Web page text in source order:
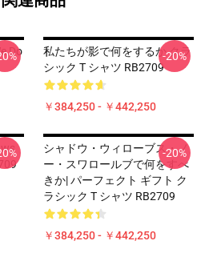
Do
私たちが影で何をするか クラ
シック T シャツ RB2709
￥384,250 - ￥442,250
-20%
シャドウ・ウィローブス・ノ
ー・スワロールブで何をすべ
きか| パーフェクト ギフト ク
ラシック T シャツ RB2709
￥384,250 - ￥442,250
-20%